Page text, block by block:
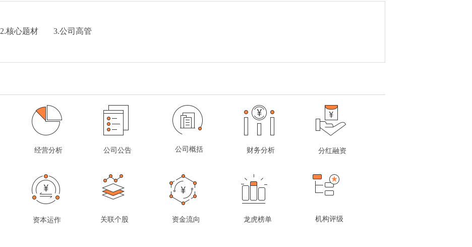
2.核心题材 3.公司高管
经营分析 公司公告 公司概括 财务分析 分红融资
资本运作 关联个股 资金流向 龙虎榜单 机构评级